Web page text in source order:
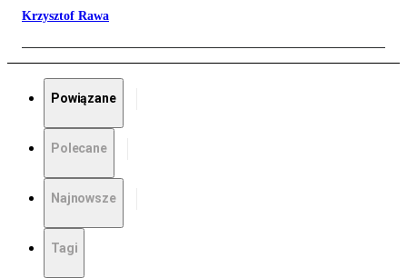
Krzysztof Rawa
Powiązane
Polecane
Najnowsze
Tagi